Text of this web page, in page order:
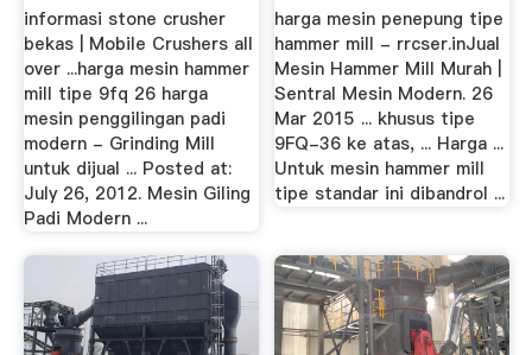
informasi stone crusher
bekas | Mobile Crushers all
over ...harga mesin hammer
mill tipe 9fq 26 harga
mesin penggilingan padi
modern - Grinding Mill
untuk dijual ... Posted at:
July 26, 2012. Mesin Giling
Padi Modern ...
harga mesin penepung tipe
hammer mill - rrcser.inJual
Mesin Hammer Mill Murah |
Sentral Mesin Modern. 26
Mar 2015 ... khusus tipe
9FQ-36 ke atas, ... Harga ...
Untuk mesin hammer mill
tipe standar ini dibandrol ...